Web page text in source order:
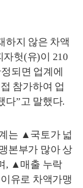
하지 않은 차액
자헛(유)이 210
되면 업계에
참가하여 업
다”고 말했다.
는 ▲국토가 넓
본부가 많아 상
, ▲매출 누락
유로 차액가맹